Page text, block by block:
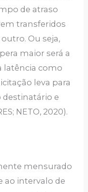
de atraso
transferidos
Ou seja,
maior será a
latência como
leva para
destinatário e
NETO, 2020).
mensurado
ao intervalo de